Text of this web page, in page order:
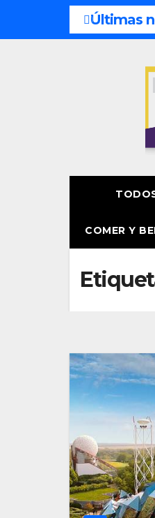
Últimas
un millón de personas
COMER Y